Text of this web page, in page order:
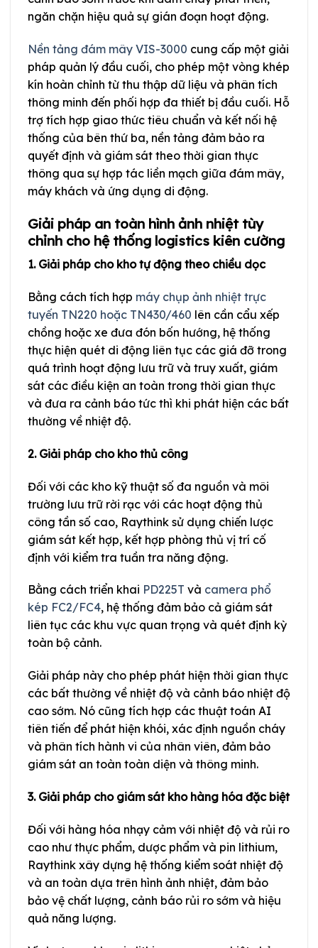
ngăn chặn hiệu quả sự gián đoạn hoạt động.
Nền tảng đám mây VIS-3000 cung cấp một giải
pháp quản lý đầu cuối, cho phép một vòng khép
kín hoàn chỉnh từ thu thập dữ liệu và phân tích
thông minh đến phối hợp đa thiết bị đầu cuối. Hỗ
trợ tích hợp giao thức tiêu chuẩn và kết nối hệ
thống của bên thứ ba, nền tảng đảm bảo ra
quyết định và giám sát theo thời gian thực
thông qua sự hợp tác liền mạch giữa đám mây,
máy khách và ứng dụng di động.
Giải pháp an toàn hình ảnh nhiệt tùy
chỉnh cho hệ thống logistics kiên cường
1. Giải pháp cho kho tự động theo chiều dọc
Bằng cách tích hợp máy chụp ảnh nhiệt trực
tuyến TN220 hoặc TN430/460 lên cần cẩu xếp
chồng hoặc xe đưa đón bốn hướng, hệ thống
thực hiện quét di động liên tục các giá đỡ trong
quá trình hoạt động lưu trữ và truy xuất, giám
sát các điều kiện an toàn trong thời gian thực
và đưa ra cảnh báo tức thì khi phát hiện các bất
thường về nhiệt độ.
2. Giải pháp cho kho thủ công
Đối với các kho kỹ thuật số đa nguồn và môi
trường lưu trữ rời rạc với các hoạt động thủ
công tần số cao, Raythink sử dụng chiến lược
giám sát kết hợp, kết hợp phòng thủ vị trí cố
định với kiểm tra tuần tra năng động.
Bằng cách triển khai PD225T và camera phổ
kép FC2/FC4, hệ thống đảm bảo cả giám sát
liên tục các khu vực quan trọng và quét định kỳ
toàn bộ cảnh.
Giải pháp này cho phép phát hiện thời gian thực
các bất thường về nhiệt độ và cảnh báo nhiệt độ
cao sớm. Nó cũng tích hợp các thuật toán AI
tiên tiến để phát hiện khói, xác định nguồn cháy
và phân tích hành vi của nhân viên, đảm bảo
giám sát an toàn toàn diện và thông minh.
3. Giải pháp cho giám sát kho hàng hóa đặc biệt
Đối với hàng hóa nhạy cảm với nhiệt độ và rủi ro
cao như thực phẩm, dược phẩm và pin lithium,
Raythink xây dựng hệ thống kiểm soát nhiệt độ
và an toàn dựa trên hình ảnh nhiệt, đảm bảo
bảo vệ chất lượng, cảnh báo rủi ro sớm và hiệu
quả năng lượng.